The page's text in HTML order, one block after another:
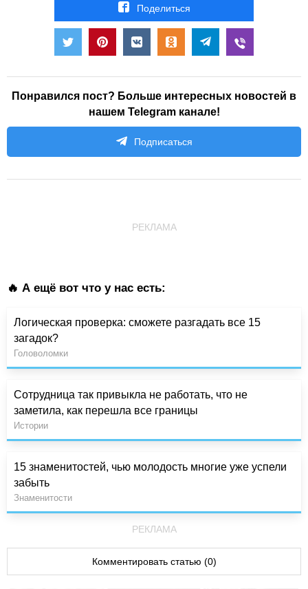
Поделиться
Понравился пост? Больше интересных новостей в
нашем Telegram канале!
Подписаться
РЕКЛАМА
🔥 А ещё вот что у нас есть:
Логическая проверка: сможете разгадать все 15
загадок?
Головоломки
Сотрудница так привыкла не работать, что не
заметила, как перешла все границы
Истории
15 знаменитостей, чью молодость многие уже успели
забыть
Знаменитости
РЕКЛАМА
Комментировать статью (0)